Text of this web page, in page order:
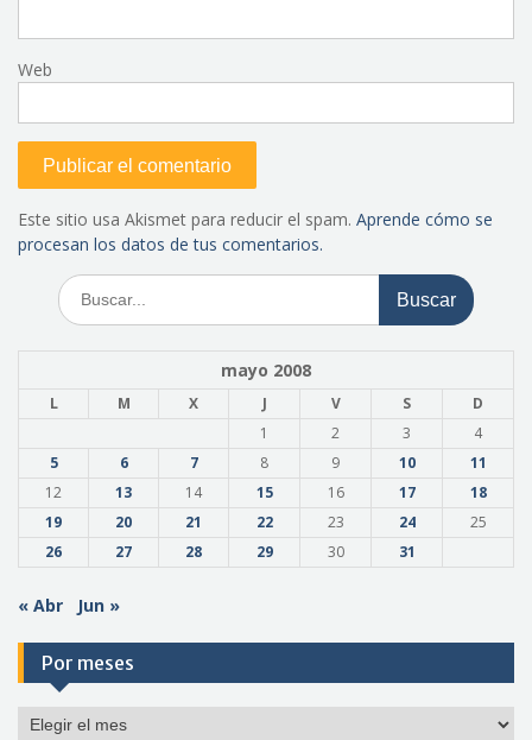
Web
Este sitio usa Akismet para reducir el spam. Aprende cómo se
procesan los datos de tus comentarios.
Buscar:
mayo 2008
L M X J V S
D
1
2 3
4
5
6 7 8 9 10
11
12
13 14 15 16 17
18
19
20 21 22 23 24
25
26
27 28 29 30 31
« Abr Jun »
Por meses
Por